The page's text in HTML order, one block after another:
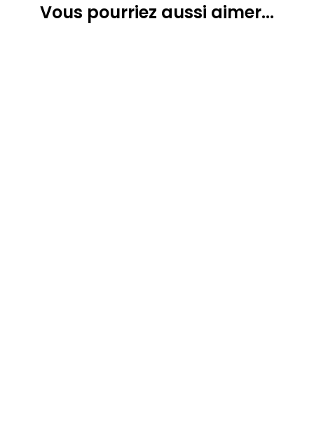
Vous pourriez aussi aimer...